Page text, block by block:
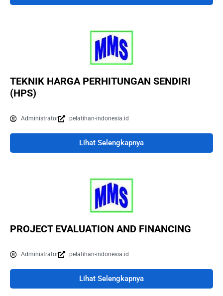
TEKNIK HARGA PERHITUNGAN SENDIRI
(HPS)
Administrator pelatihan-indonesia.id
Lihat Selengkapnya
PROJECT EVALUATION AND FINANCING
Administrator pelatihan-indonesia.id
Lihat Selengkapnya